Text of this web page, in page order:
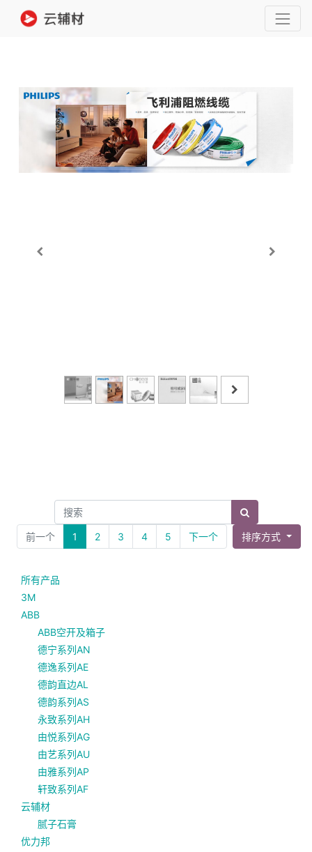
前一个 1 2 3 4 5 下一个 排序方式
所有产品
3M
ABB
ABB空开及箱子
德宁系列AN
德逸系列AE
德韵直边AL
德韵系列AS
永致系列AH
由悦系列AG
由艺系列AU
由雅系列AP
轩致系列AF
云辅材
腻子石膏
优力邦